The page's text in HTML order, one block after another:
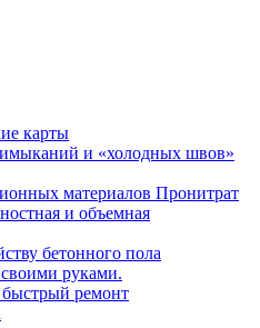
карты
и «холодных швов»
материалов Пронитрат
и объемная
бетонного пола
руками.
ремонт